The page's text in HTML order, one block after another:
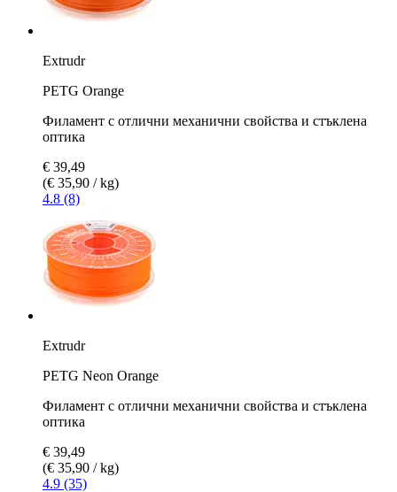
Extrudr
PETG Orange
Филамент с отлични механични свойства и стъклена
оптика
€ 39,49
(€ 35,90 / kg)
4.8 (8)
Extrudr
PETG Neon Orange
Филамент с отлични механични свойства и стъклена
оптика
€ 39,49
(€ 35,90 / kg)
4.9 (35)